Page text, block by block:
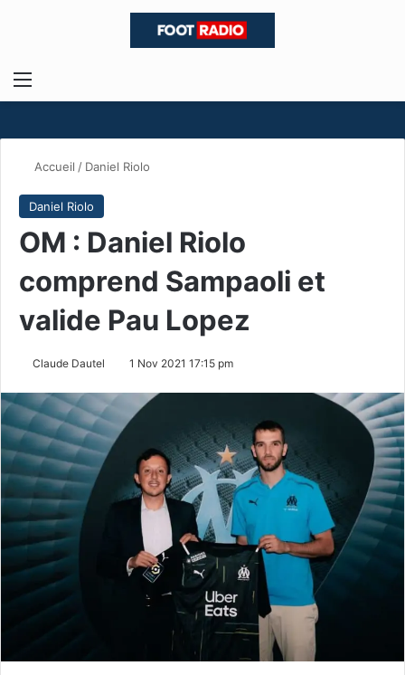
Menu
Accueil / Daniel Riolo
Daniel Riolo
OM : Daniel Riolo
comprend Sampaoli et
valide Pau Lopez
Claude Dautel 1 Nov 2021 17:15 pm